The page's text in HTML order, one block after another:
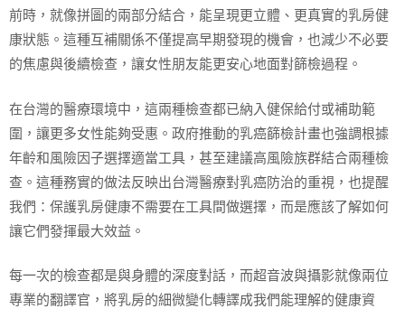
前時，就像拼圖的兩部分結合，能呈現更立體、更真實的乳房健
康狀態。這種互補關係不僅提高早期發現的機會，也減少不必要
的焦慮與後續檢查，讓女性朋友能更安心地面對篩檢過程。
在台灣的醫療環境中，這兩種檢查都已納入健保給付或補助範
圍，讓更多女性能夠受惠。政府推動的乳癌篩檢計畫也強調根據
年齡和風險因子選擇適當工具，甚至建議高風險族群結合兩種檢
查。這種務實的做法反映出台灣醫療對乳癌防治的重視，也提醒
我們：保護乳房健康不需要在工具間做選擇，而是應該了解如何
讓它們發揮最大效益。
每一次的檢查都是與身體的深度對話，而超音波與攝影就像兩位
專業的翻譯官，將乳房的細微變化轉譯成我們能理解的健康資